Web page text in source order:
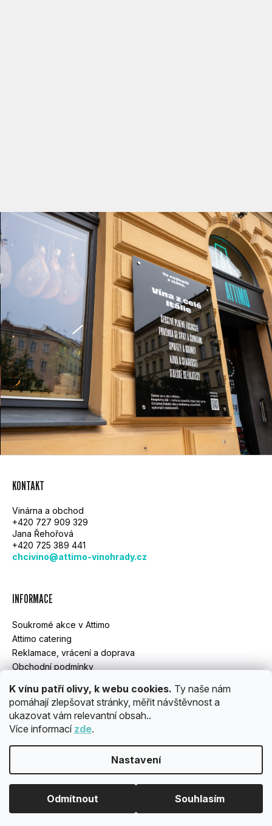
K vínu patří olivy, k webu cookies. Ty naše nám
pomáhají zlepšovat stránky, měřit návštěvnost a
ukazovat vám relevantní obsah..
Více informací zde.
Nastavení
Odmítnout Souhlasím
KONTAKT
Vinárna a obchod
+420 727 909 329
Jana Řehořová
+420 725 389 441
chcivino@attimo-vinohrady.cz
INFORMACE
Soukromé akce v Attimo
Attimo catering
Reklamace, vrácení a doprava
Obchodní podmínky
INSTAGRAM
Copyright 2026ATTIMO. Všechna práva vyhrazena.Upravit